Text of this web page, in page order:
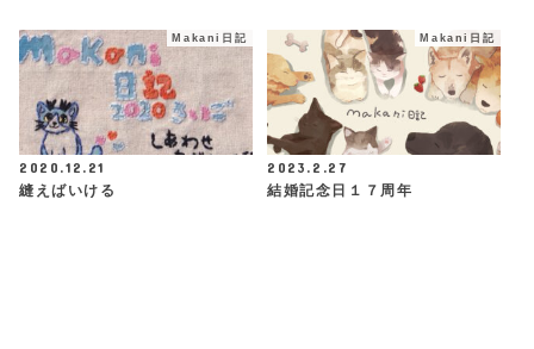
Makani日記
2020.12.21
縫えばいける
Makani日記
2023.2.27
結婚記念日１７周年